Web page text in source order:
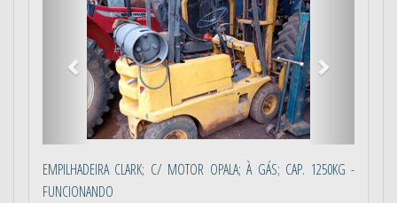
EMPILHADEIRA CLARK; C/ MOTOR OPALA; À GÁS; CAP. 1250KG -
FUNCIONANDO